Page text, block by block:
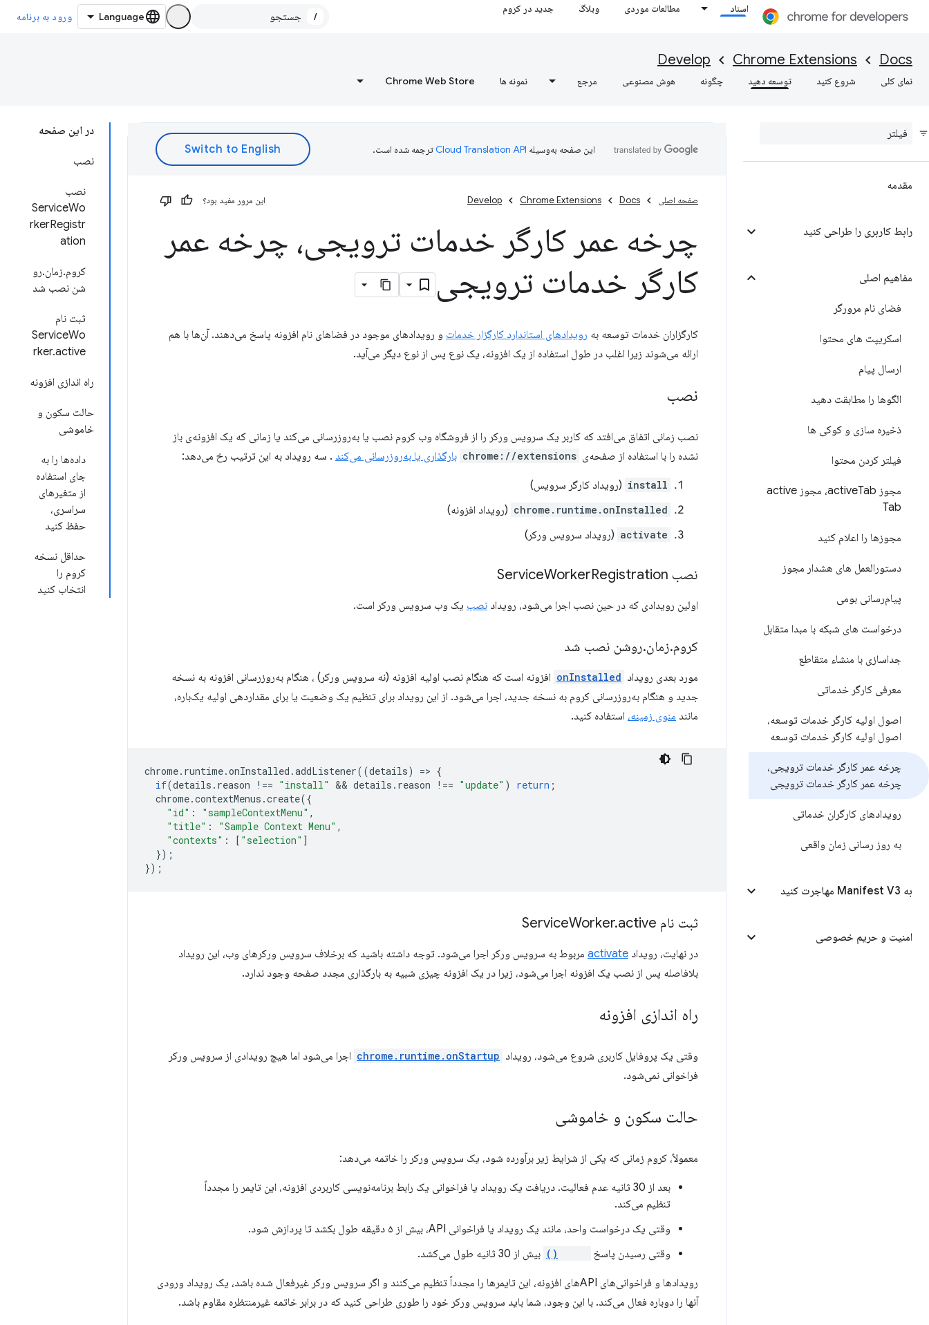
اسناد مطالعات موردی وبلاگ جدید در کروم
/ ورود به برنامه
Docs
Chrome Extensions
Develop
نمای کلی شروع کنید توسعه دهید چگونه هوش مصنوعی مرجع نمونه ها Chrome Web Store
مقدمه
رابط کاربری را طراحی کنید
مفاهیم اصلی
فضای نام مرورگر
اسکریپت های محتوا
ارسال پیام
الگوها را مطابقت دهید
ذخیره سازی و کوکی ها
فیلتر کردن محتوا
مجوز active Tab، مجوز active
Tab
مجوزها را اعلام کنید
دستورالعمل های هشدار مجوز
پیام‌رسانی بومی
درخواست های شبکه با مبدا متقابل
جداسازی با منشاء متقاطع
معرفی کارگر خدماتی
اصول اولیه کارگر خدمات توسعه،
اصول اولیه کارگر خدمات توسعه
چرخه عمر کارگر خدمات ترویجی،
چرخه عمر کارگر خدمات ترویجی
رویدادهای کارگران خدماتی
به روز رسانی زمان واقعی
به Manifest V3 مهاجرت کنید
امنیت و حریم خصوصی
در این صفحه
نصب
نصب
ServiceWo
rkerRegistr
ation
کروم.زمان.رو
شن نصب شد
ثبت نام
ServiceWo
rker.active
راه اندازی افزونه
حالت سکون و
خاموشی
داده‌ها را به
جای استفاده
از متغیرهای
سراسری،
حفظ کنید
حداقل نسخه
کروم را
انتخاب کنید
این صفحه به‌وسیله ترجمه شده است.
صفحه اصلی Docs
Chrome Extensions
Develop این مرور مفید بود؟
چرخه عمر کارگر خدمات ترویجی، چرخه عمر
کارگر خدمات ترویجی
کارگزاران خدمات توسعه به رویدادهای استاندارد کارگزار خدمات و رویدادهای موجود در فضاهای نام افزونه پاسخ می‌دهند. آن‌ها با هم
ارائه می‌شوند زیرا اغلب در طول استفاده از یک افزونه، یک نوع پس از نوع دیگر می‌آید.
نصب
نصب زمانی اتفاق می‌افتد که کاربر یک سرویس ورکر را از فروشگاه وب کروم نصب یا به‌روزرسانی می‌کند یا زمانی که یک افزونه‌ی باز
نشده را با استفاده از صفحه‌ی chrome://extensions بارگذاری یا به‌روزرسانی می‌کند . سه رویداد به این ترتیب رخ می‌دهد:
install (رویداد کارگر سرویس)
chrome.runtime.onInstalled (رویداد افزونه)
activate (رویداد سرویس ورکر)
نصب Service WorkerRegistration
اولین رویدادی که در حین نصب اجرا می‌شود، رویداد نصب یک وب سرویس ورکر است.
کروم.زمان.روشن نصب شد
مورد بعدی رویداد onInstalled افزونه است که هنگام نصب اولیه افزونه (نه سرویس ورکر) ، هنگام به‌روزرسانی افزونه به نسخه
جدید و هنگام به‌روزرسانی کروم به نسخه جدید، اجرا می‌شود. از این رویداد برای تنظیم یک وضعیت یا برای مقداردهی اولیه یک‌باره،
مانند منوی زمینه، استفاده کنید.
chrome. runtime.onInstalled .addListener((details) => {
if(details . reason !== "install" && details . reason !== "update" ) return ;
chrome.contextMenus .create({
"id" : "sampleContextMenu" ,
"title" : "Sample Context Menu" ,
"contexts" : [ "selection" ]
});
});
ثبت نام Service Worker.active
در نهایت، رویداد activate مربوط به سرویس ورکر اجرا می‌شود. توجه داشته باشید که برخلاف سرویس ورکرهای وب، این رویداد
بلافاصله پس از نصب یک افزونه اجرا می‌شود، زیرا در یک افزونه چیزی شبیه به بارگذاری مجدد صفحه وجود ندارد.
راه اندازی افزونه
وقتی یک پروفایل کاربری شروع می‌شود، رویداد chrome.runtime.onStartup اجرا می‌شود اما هیچ رویدادی از سرویس ورکر
فراخوانی نمی‌شود.
حالت سکون و خاموشی
معمولاً، کروم زمانی که یکی از شرایط زیر برآورده شود، یک سرویس ورکر را خاتمه می‌دهد:
بعد از 30 ثانیه عدم فعالیت. دریافت یک رویداد یا فراخوانی یک رابط برنامه‌نویسی کاربردی افزونه، این تایمر را مجدداً
تنظیم می‌کند.
وقتی یک درخواست واحد، مانند یک رویداد یا فراخوانی API، بیش از ۵ دقیقه طول بکشد تا پردازش شود.
وقتی رسیدن پاسخ
بیش از 30 ثانیه طول می‌کشد.
رویدادها و فراخوانی‌های APIهای افزونه، این تایمرها را مجدداً تنظیم می‌کنند و اگر سرویس ورکر غیرفعال شده باشد، یک رویداد ورودی
آنها را دوباره فعال می‌کند. با این وجود، شما باید سرویس ورکر خود را طوری طراحی کنید که در برابر خاتمه غیرمنتظره مقاوم باشد.